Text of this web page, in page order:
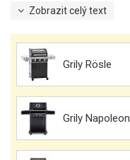
Zobrazit celý text
Grily Rösle
Grily Napoleon